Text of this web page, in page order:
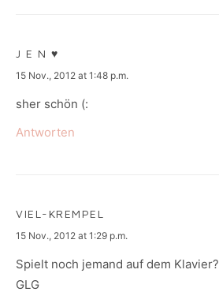
J E N ♥
says:
15 Nov., 2012 at 1:48 p.m.
sher schön (:
Antworten
VIEL-KREMPEL
says:
15 Nov., 2012 at 1:29 p.m.
Spielt noch jemand auf dem Klavier?
GLG